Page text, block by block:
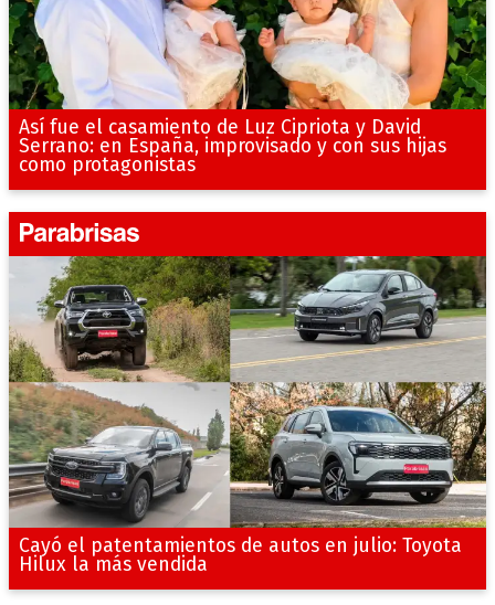
Así fue el casamiento de Luz Cipriota y David
Serrano: en España, improvisado y con sus hijas
como protagonistas
Cayó el patentamientos de autos en julio: Toyota
Hilux la más vendida